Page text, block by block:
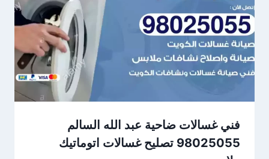
فني غسالات ضاحية عبد الله السالم
98025055 تصليح غسالات اتوماتيك